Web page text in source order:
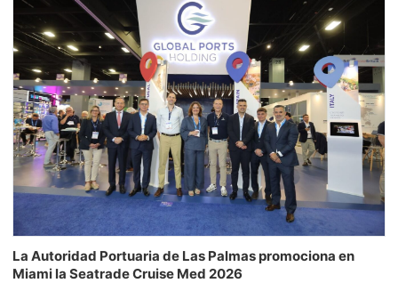
La Autoridad Portuaria de Las Palmas promociona en
Miami la Seatrade Cruise Med 2026